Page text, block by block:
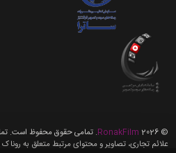
©
2026
RonakFilm. تمامی حقوق محفوظ است.
علائم تجاری، تصاویر و محتوای مرتبط متعلق به